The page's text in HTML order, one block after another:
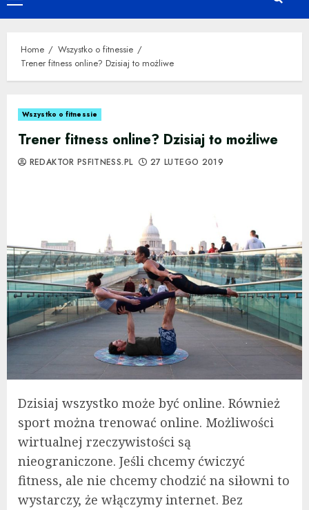
Menu
Home
Wszystko o fitnessie
Trener fitness online? Dzisiaj to możliwe
Wszystko o fitnessie
Trener fitness online? Dzisiaj to możliwe
REDAKTOR PSFITNESS.PL 27 LUTEGO 2019
Dzisiaj wszystko może być online. Również
sport można trenować online. Możliwości
wirtualnej rzeczywistości są
nieograniczone. Jeśli chcemy ćwiczyć
fitness, ale nie chcemy chodzić na siłowni to
wystarczy, że włączymy internet. Bez